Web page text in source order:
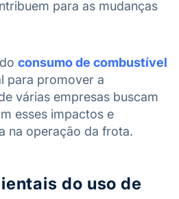
para as mudanças
consumo de combustível
para promover a
várias empresas buscam
esses impactos e
na operação da frota.
do uso de